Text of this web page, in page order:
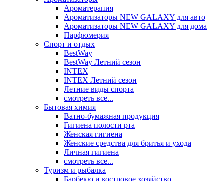
Ароматерапия
Ароматизаторы NEW GALAXY для авто
Ароматизаторы NEW GALAXY для дома
Парфюмерия
Спорт и отдых
BestWay
BestWay Летний сезон
INTEX
INTEX Летний сезон
Летние виды спорта
смотреть все...
Бытовая химия
Ватно-бумажная продукция
Гигиена полости рта
Женская гигиена
Женские средства для бритья и ухода
Личная гигиена
смотреть все...
Туризм и рыбалка
Барбекю и костровое хозяйство